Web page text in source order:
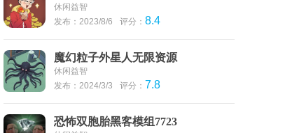
休闲益智
发布：2023/8/6
评分： 8.4
魔幻粒子外星人无限资源
休闲益智
发布：2024/3/3
评分： 7.8
恐怖双胞胎黑客模组7723